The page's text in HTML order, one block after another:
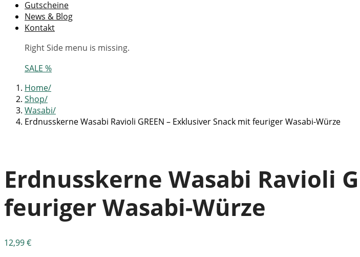
Gutscheine
News & Blog
Kontakt
Right Side menu is missing.
SALE %
Home
Shop
Wasabi
Erdnusskerne Wasabi Ravioli GREEN – Exklusiver Snack mit feuriger Wasabi-Würze
Erdnusskerne Wasabi Ravioli
feuriger Wasabi-Würze
12,99€